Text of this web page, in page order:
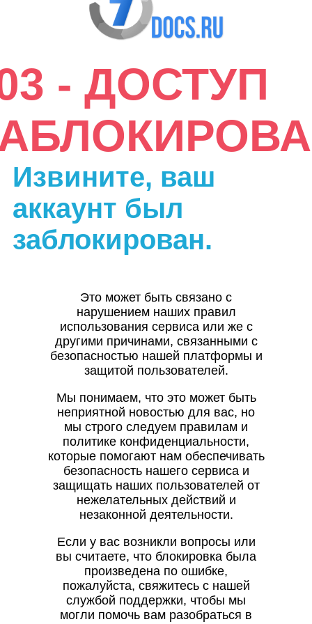
- ДОСТУП
Извините, ваш
аккаунт был
заблокирован.
Это может быть связано с
нарушением наших правил
использования сервиса или же с
другими причинами, связанными с
безопасностью нашей платформы и
защитой пользователей.
Мы понимаем, что это может быть
неприятной новостью для вас, но
мы строго следуем правилам и
политике конфиденциальности,
которые помогают нам обеспечивать
безопасность нашего сервиса и
защищать наших пользователей от
нежелательных действий и
незаконной деятельности.
Если у вас возникли вопросы или
вы считаете, что блокировка была
произведена по ошибке,
пожалуйста, свяжитесь с нашей
службой поддержки, чтобы мы
могли помочь вам разобраться в